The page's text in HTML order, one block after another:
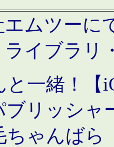
ムツーに
ライブラリ
と一緒！【
ブリッシャ
ちゃんばら